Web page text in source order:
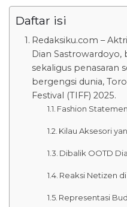
Daftar isi
Redaksiku.com –
Dian
sekaligus penasaran
bergengsi dunia,
Festival (TIFF) 2025.
Fashion
Kilau Aksesori
Dibalik OOTD
Reaksi Netizen
Representasi